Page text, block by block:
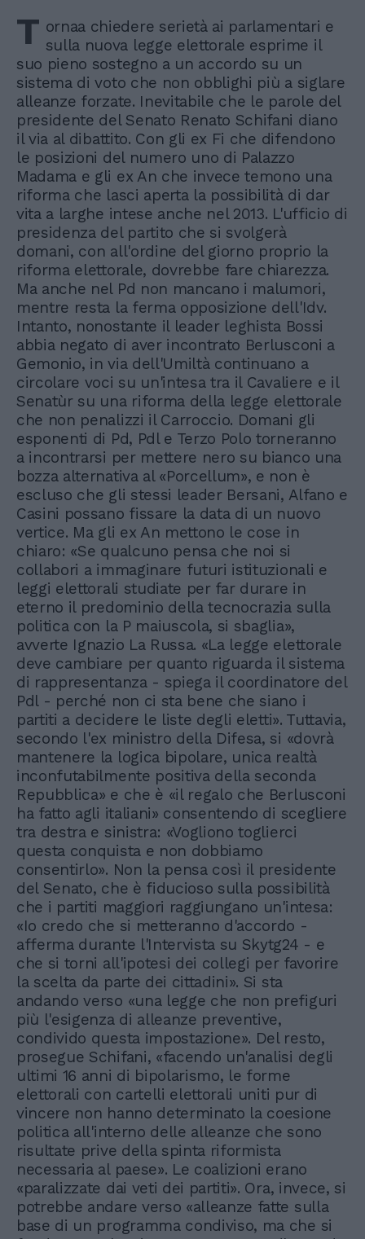
T ornaa chiedere serietà ai parlamentari e
sulla nuova legge elettorale esprime il
suo pieno sostegno a un accordo su un
sistema di voto che non obblighi più a siglare
alleanze forzate. Inevitabile che le parole del
presidente del Senato Renato Schifani diano
il via al dibattito. Con gli ex Fi che difendono
le posizioni del numero uno di Palazzo
Madama e gli ex An che invece temono una
riforma che lasci aperta la possibilità di dar
vita a larghe intese anche nel 2013. L'ufficio di
presidenza del partito che si svolgerà
domani, con all'ordine del giorno proprio la
riforma elettorale, dovrebbe fare chiarezza.
Ma anche nel Pd non mancano i malumori,
mentre resta la ferma opposizione dell'Idv.
Intanto, nonostante il leader leghista Bossi
abbia negato di aver incontrato Berlusconi a
Gemonio, in via dell'Umiltà continuano a
circolare voci su un'intesa tra il Cavaliere e il
Senatùr su una riforma della legge elettorale
che non penalizzi il Carroccio. Domani gli
esponenti di Pd, Pdl e Terzo Polo torneranno
a incontrarsi per mettere nero su bianco una
bozza alternativa al «Porcellum», e non è
escluso che gli stessi leader Bersani, Alfano e
Casini possano fissare la data di un nuovo
vertice. Ma gli ex An mettono le cose in
chiaro: «Se qualcuno pensa che noi si
collabori a immaginare futuri istituzionali e
leggi elettorali studiate per far durare in
eterno il predominio della tecnocrazia sulla
politica con la P maiuscola, si sbaglia»,
avverte Ignazio La Russa. «La legge elettorale
deve cambiare per quanto riguarda il sistema
di rappresentanza - spiega il coordinatore del
Pdl - perché non ci sta bene che siano i
partiti a decidere le liste degli eletti». Tuttavia,
secondo l'ex ministro della Difesa, si «dovrà
mantenere la logica bipolare, unica realtà
inconfutabilmente positiva della seconda
Repubblica» e che è «il regalo che Berlusconi
ha fatto agli italiani» consentendo di scegliere
tra destra e sinistra: «Vogliono toglierci
questa conquista e non dobbiamo
consentirlo». Non la pensa così il presidente
del Senato, che è fiducioso sulla possibilità
che i partiti maggiori raggiungano un'intesa:
«Io credo che si metteranno d'accordo -
afferma durante l'Intervista su Skytg24 - e
che si torni all'ipotesi dei collegi per favorire
la scelta da parte dei cittadini». Si sta
andando verso «una legge che non prefiguri
più l'esigenza di alleanze preventive,
condivido questa impostazione». Del resto,
prosegue Schifani, «facendo un'analisi degli
ultimi 16 anni di bipolarismo, le forme
elettorali con cartelli elettorali uniti pur di
vincere non hanno determinato la coesione
politica all'interno delle alleanze che sono
risultate prive della spinta riformista
necessaria al paese». Le coalizioni erano
«paralizzate dai veti dei partiti». Ora, invece, si
potrebbe andare verso «alleanze fatte sulla
base di un programma condiviso, ma che si